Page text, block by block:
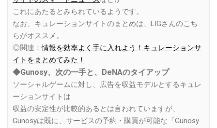
これにあたるとみられているようです。
なお、キュレーションサイトのまとめは、LIGさんのこち
らがオススメ。
◎関連：情報を効率よく手に入れよう！キュレーションサ
イトをまとめてみた！
◆Gunosy、次の一手と、DeNAのタイアップ
ソーシャルゲームに対し、広告を収益モデルとするキュレ
ーションサイトは
収益の安定性が比較的あるとは言われていますが、
Gunosyは既に、サービスの予約・購買が可能な「Gunosy